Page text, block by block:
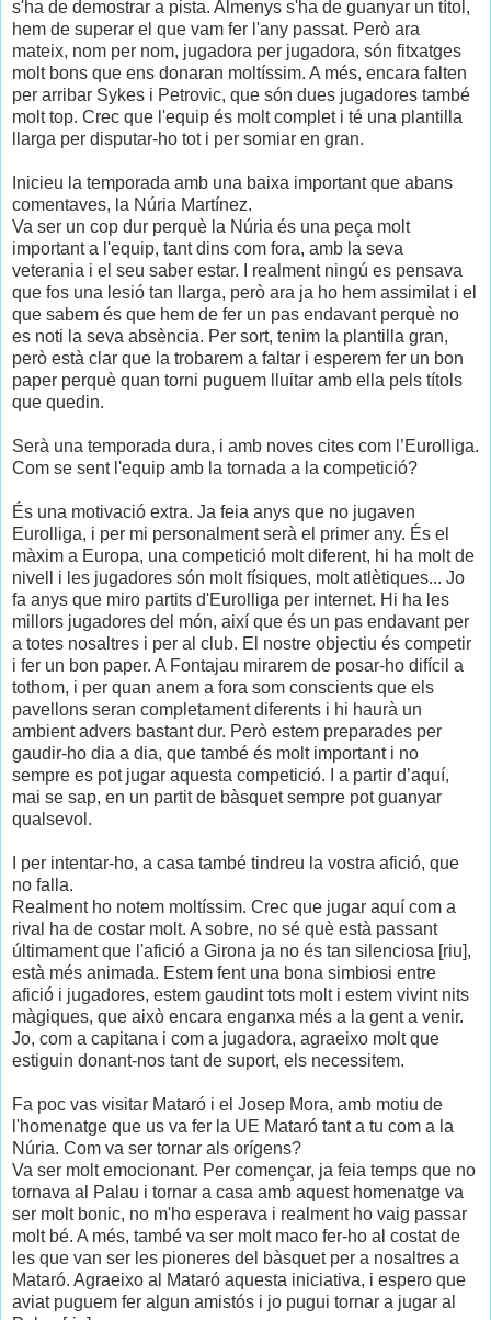
s'ha de demostrar a pista. Almenys s'ha de guanyar un títol,
hem de superar el que vam fer l'any passat. Però ara
mateix, nom per nom, jugadora per jugadora, són fitxatges
molt bons que ens donaran moltíssim. A més, encara falten
per arribar Sykes i Petrovic, que són dues jugadores també
molt top. Crec que l'equip és molt complet i té una plantilla
llarga per disputar-ho tot i per somiar en gran.
Inicieu la temporada amb una baixa important que abans
comentaves, la Núria Martínez.
Va ser un cop dur perquè la Núria és una peça molt
important a l'equip, tant dins com fora, amb la seva
veterania i el seu saber estar. I realment ningú es pensava
que fos una lesió tan llarga, però ara ja ho hem assimilat i el
que sabem és que hem de fer un pas endavant perquè no
es noti la seva absència. Per sort, tenim la plantilla gran,
però està clar que la trobarem a faltar i esperem fer un bon
paper perquè quan torni puguem lluitar amb ella pels títols
que quedin.
Serà una temporada dura, i amb noves cites com l’Eurolliga.
Com se sent l'equip amb la tornada a la competició?
És una motivació extra. Ja feia anys que no jugaven
Eurolliga, i per mi personalment serà el primer any. És el
màxim a Europa, una competició molt diferent, hi ha molt de
nivell i les jugadores són molt físiques, molt atlètiques... Jo
fa anys que miro partits d'Eurolliga per internet. Hi ha les
millors jugadores del món, així que és un pas endavant per
a totes nosaltres i per al club. El nostre objectiu és competir
i fer un bon paper. A Fontajau mirarem de posar-ho difícil a
tothom, i per quan anem a fora som conscients que els
pavellons seran completament diferents i hi haurà un
ambient advers bastant dur. Però estem preparades per
gaudir-ho dia a dia, que també és molt important i no
sempre es pot jugar aquesta competició. I a partir d’aquí,
mai se sap, en un partit de bàsquet sempre pot guanyar
qualsevol.
I per intentar-ho, a casa també tindreu la vostra afició, que
no falla.
Realment ho notem moltíssim. Crec que jugar aquí com a
rival ha de costar molt. A sobre, no sé què està passant
últimament que l'afició a Girona ja no és tan silenciosa [riu],
està més animada. Estem fent una bona simbiosi entre
afició i jugadores, estem gaudint tots molt i estem vivint nits
màgiques, que això encara enganxa més a la gent a venir.
Jo, com a capitana i com a jugadora, agraeixo molt que
estiguin donant-nos tant de suport, els necessitem.
Fa poc vas visitar Mataró i el Josep Mora, amb motiu de
l'homenatge que us va fer la UE Mataró tant a tu com a la
Núria. Com va ser tornar als orígens?
Va ser molt emocionant. Per començar, ja feia temps que no
tornava al Palau i tornar a casa amb aquest homenatge va
ser molt bonic, no m'ho esperava i realment ho vaig passar
molt bé. A més, també va ser molt maco fer-ho al costat de
les que van ser les pioneres del bàsquet per a nosaltres a
Mataró. Agraeixo al Mataró aquesta iniciativa, i espero que
aviat puguem fer algun amistós i jo pugui tornar a jugar al